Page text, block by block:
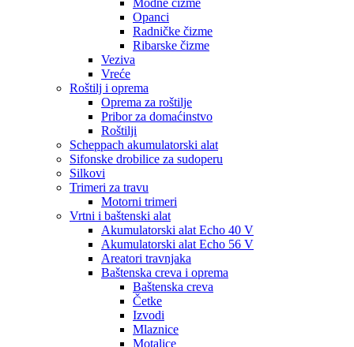
Modne čizme
Opanci
Radničke čizme
Ribarske čizme
Veziva
Vreće
Roštilj i oprema
Oprema za roštilje
Pribor za domaćinstvo
Roštilji
Scheppach akumulatorski alat
Sifonske drobilice za sudoperu
Silkovi
Trimeri za travu
Motorni trimeri
Vrtni i baštenski alat
Akumulatorski alat Echo 40 V
Akumulatorski alat Echo 56 V
Areatori travnjaka
Baštenska creva i oprema
Baštenska creva
Četke
Izvodi
Mlaznice
Motalice